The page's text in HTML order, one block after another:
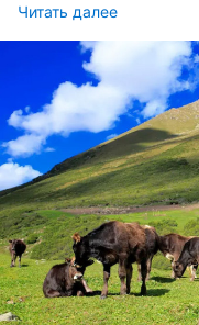
Читать далее